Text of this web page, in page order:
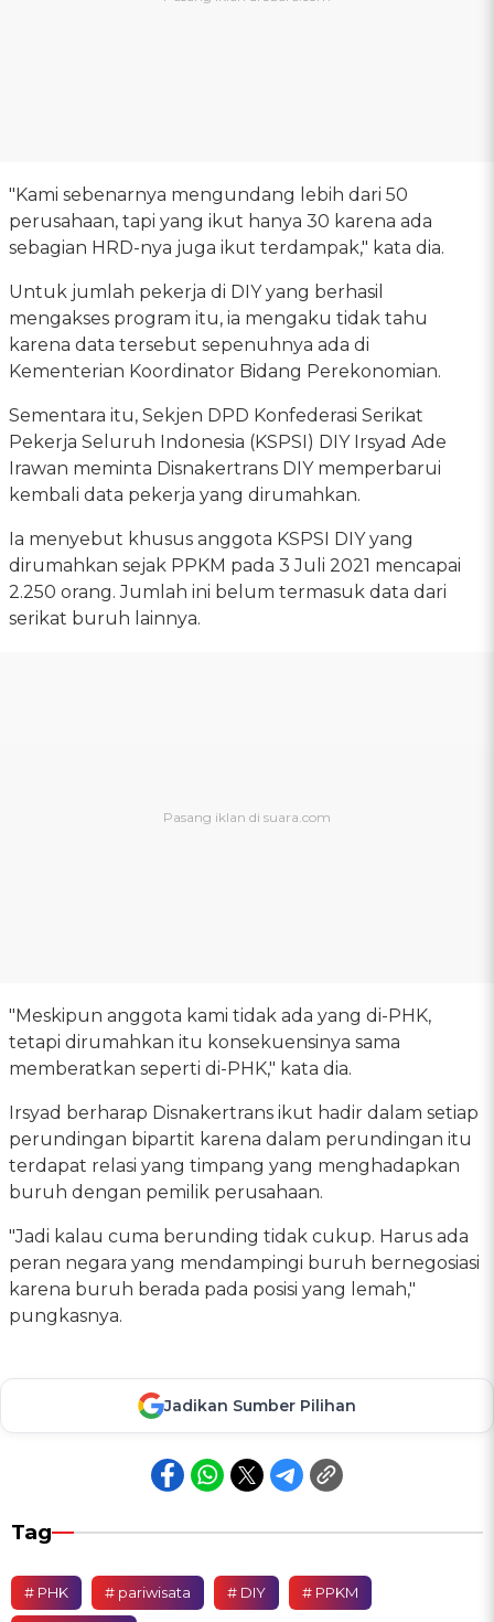
"Kami sebenarnya mengundang lebih dari 50
perusahaan, tapi yang ikut hanya 30 karena ada
sebagian HRD-nya juga ikut terdampak," kata dia.
Untuk jumlah pekerja di DIY yang berhasil
mengakses program itu, ia mengaku tidak tahu
karena data tersebut sepenuhnya ada di
Kementerian Koordinator Bidang Perekonomian.
Sementara itu, Sekjen DPD Konfederasi Serikat
Pekerja Seluruh Indonesia (KSPSI) DIY Irsyad Ade
Irawan meminta Disnakertrans DIY memperbarui
kembali data pekerja yang dirumahkan.
Ia menyebut khusus anggota KSPSI DIY yang
dirumahkan sejak PPKM pada 3 Juli 2021 mencapai
2.250 orang. Jumlah ini belum termasuk data dari
serikat buruh lainnya.
"Meskipun anggota kami tidak ada yang di-PHK,
tetapi dirumahkan itu konsekuensinya sama
memberatkan seperti di-PHK," kata dia.
Irsyad berharap Disnakertrans ikut hadir dalam setiap
perundingan bipartit karena dalam perundingan itu
terdapat relasi yang timpang yang menghadapkan
buruh dengan pemilik perusahaan.
"Jadi kalau cuma berunding tidak cukup. Harus ada
peran negara yang mendampingi buruh bernegosiasi
karena buruh berada pada posisi yang lemah,"
pungkasnya.
Jadikan Sumber Pilihan
Tag
# PHK # pariwisata # DIY # PPKM